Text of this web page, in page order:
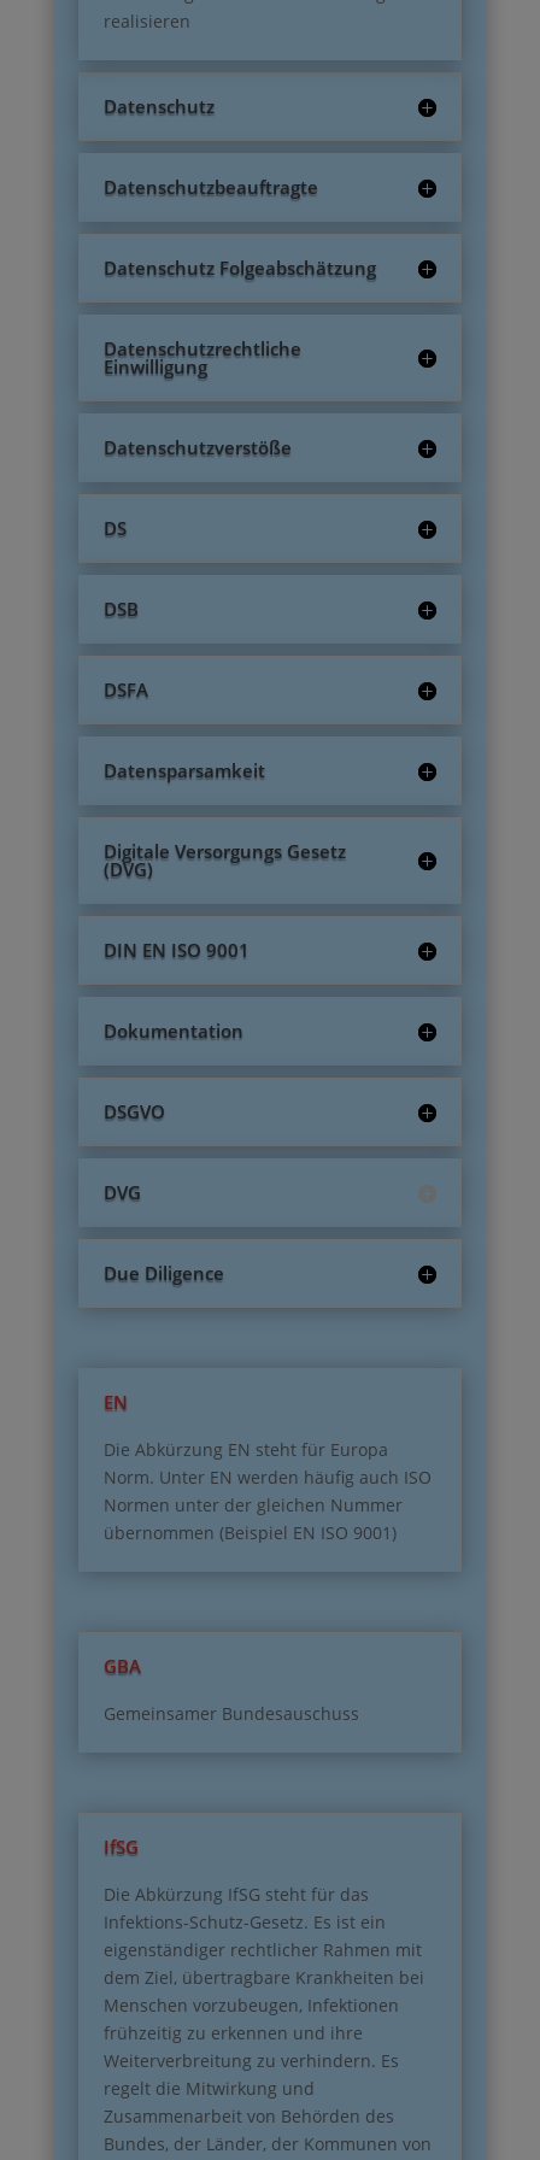
realisieren
Datenschutz
Datenschutzbeauftragte
Datenschutz Folgeabschätzung
Datenschutzrechtliche
Einwilligung
Datenschutzverstöße
DS
DSB
DSFA
Datensparsamkeit
Digitale Versorgungs Gesetz
(DVG)
DIN EN ISO 9001
Dokumentation
DSGVO
DVG
Due Diligence
EN
Die Abkürzung EN steht für Europa
Norm. Unter EN werden häufig auch ISO
Normen unter der gleichen Nummer
übernommen (Beispiel EN ISO 9001)
GBA
Gemeinsamer Bundesauschuss
IfSG
Die Abkürzung IfSG steht für das
Infektions-Schutz-Gesetz. Es ist ein
eigenständiger rechtlicher Rahmen mit
dem Ziel, übertragbare Krankheiten bei
Menschen vorzubeugen, Infektionen
frühzeitig zu erkennen und ihre
Weiterverbreitung zu verhindern. Es
regelt die Mitwirkung und
Zusammenarbeit von Behörden des
Bundes, der Länder, der Kommunen von